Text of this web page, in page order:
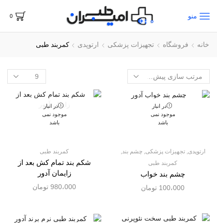
منو 0
خانه فروشگاه تجهیزات پزشکی ارتوپدی کمربند طبی
در انبار
موجود نمی
باشد
ارتوپدی,تجهیزات پزشکی,چشم بند,
کمربند طبی
چشم بند خواب
100،000 تومان
در انبار
موجود نمی
باشد
کمربند طبی
شکم بند تمام کش بعد از
زایمان آدور
980،000 تومان